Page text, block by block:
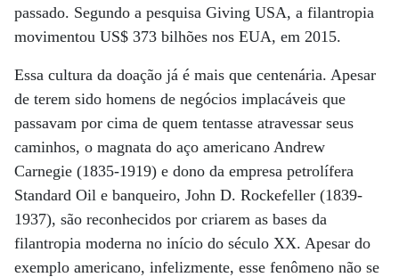
passado. Segundo a pesquisa Giving USA, a filantropia
movimentou US$ 373 bilhões nos EUA, em 2015.
Essa cultura da doação já é mais que centenária. Apesar
de terem sido homens de negócios implacáveis que
passavam por cima de quem tentasse atravessar seus
caminhos, o magnata do aço americano Andrew
Carnegie (1835-1919) e dono da empresa petrolífera
Standard Oil e banqueiro, John D. Rockefeller (1839-
1937), são reconhecidos por criarem as bases da
filantropia moderna no início do século XX. Apesar do
exemplo americano, infelizmente, esse fenômeno não se